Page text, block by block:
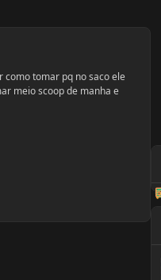
como tomar pq no saco ele
meio scoop de manha e